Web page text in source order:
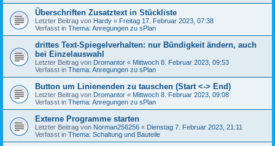
Überschriften Zusatztext in Stückliste
Letzter Beitrag von Hardy « Freitag 17. Februar 2023, 07:38
Verfasst in Thema: Anregungen zu sPlan
drittes Text-Spiegelverhalten: nur Bündigkeit ändern, auch
bei Einzelauswahl
Letzter Beitrag von Dromantor « Mittwoch 8. Februar 2023, 09:53
Verfasst in Thema: Anregungen zu sPlan
Button um Linienenden zu tauschen (Start <-> End)
Letzter Beitrag von Dromantor « Mittwoch 8. Februar 2023, 09:08
Verfasst in Thema: Anregungen zu sPlan
Externe Programme starten
Letzter Beitrag von Norman256256 « Dienstag 7. Februar 2023, 21:11
Verfasst in Thema: Schaltung und Bauteile